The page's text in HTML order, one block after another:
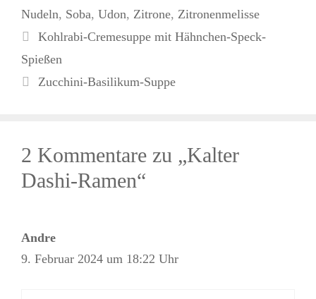
Nudeln, Soba, Udon, Zitrone, Zitronenmelisse
Kohlrabi-Cremesuppe mit Hähnchen-Speck-
Spießen
Zucchini-Basilikum-Suppe
2 Kommentare zu „Kalter
Dashi-Ramen“
Andre
9. Februar 2024 um 18:22 Uhr